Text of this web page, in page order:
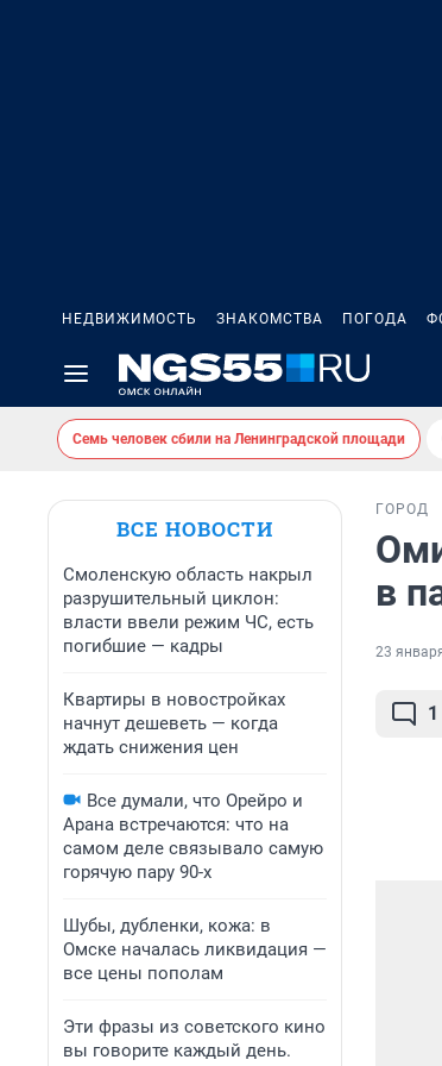
НЕДВИЖИМОСТЬ ЗНАКОМСТВА ПОГОДА
Семь человек сбили на Ленинградской площади
ВСЕ НОВОСТИ
Смоленскую область накрыл
разрушительный циклон:
власти ввели режим ЧС, есть
погибшие — кадры
Квартиры в новостройках
начнут дешеветь — когда
ждать снижения цен
Все думали, что Орейро и
Арана встречаются: что на
самом деле связывало самую
горячую пару 90-х
Шубы, дубленки, кожа: в
Омске началась ликвидация —
все цены пополам
Эти фразы из советского кино
вы говорите каждый день.
ГОРОД
в
23
1